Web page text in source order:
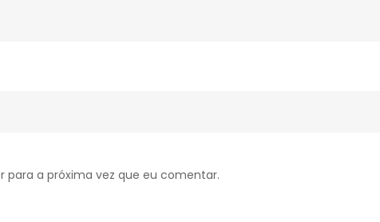
para a próxima vez que eu comentar.